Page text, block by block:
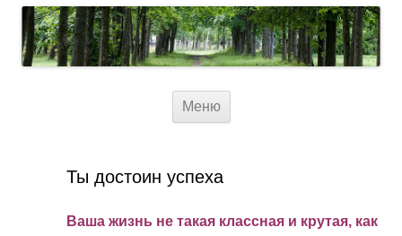
Меню
Ты достоин успеха
Ваша жизнь не такая классная и крутая, как